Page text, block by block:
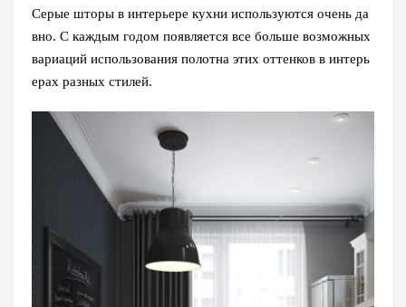
Серые шторы в интерьере кухни используются очень да
вно. С каждым годом появляется все больше возможных
вариаций использования полотна этих оттенков в интерь
ерах разных стилей.